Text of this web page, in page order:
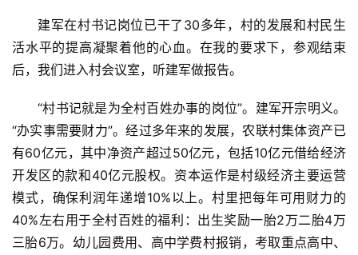
建军在村书记岗位已干了30多年，村的发展和村民生
活水平的提高凝聚着他的心血。在我的要求下，参观结束
后，我们进入村会议室，听建军做报告。
“村书记就是为全村百姓办事的岗位”。建军开宗明义。
“办实事需要财力”。经过多年来的发展，农联村集体资产已
有60亿元，其中净资产超过50亿元，包括10亿元借给经济
开发区的款和40亿元股权。资本运作是村级经济主要运营
模式，确保利润年递增10%以上。村里把每年可用财力的
40%左右用于全村百姓的福利：出生奖励一胎2万二胎4万
三胎6万。幼儿园费用、高中学费村报销，考取重点高中、